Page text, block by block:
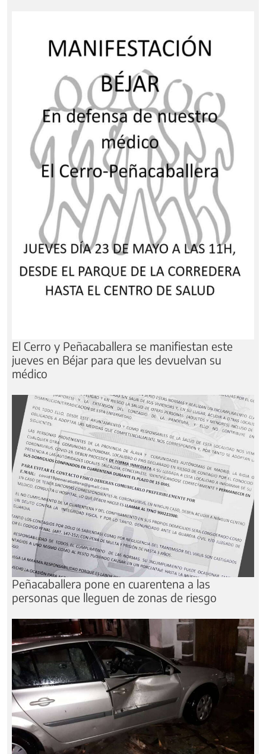
El Cerro y Peñacaballera se manifiestan este
jueves en Béjar para que les devuelvan su
médico
Peñacaballera pone en cuarentena a las
personas que lleguen de zonas de riesgo